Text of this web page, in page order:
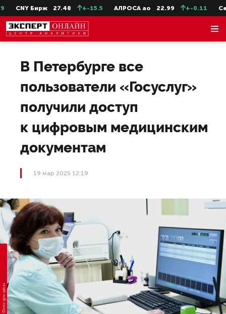
CNY Бирж 27.48 +-15.5 АЛРОСА ао 22.99 +-0.11
В Петербурге все
пользователи «Госуслуг»
получили доступ
к цифровым медицинским
документам
19 мар 2025 12:19
Фото: gov.spb.ru